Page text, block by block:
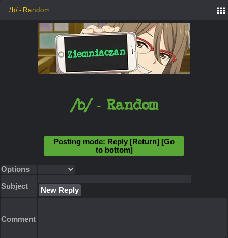
/b/ - Random
Posting mode: Reply [Return] [Go
to bottom]
Options
Subject
Comment